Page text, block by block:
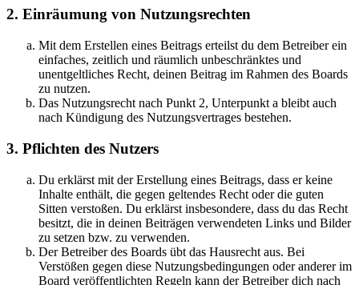
2. Einräumung von Nutzungsrechten
Mit dem Erstellen eines Beitrags erteilst du dem Betreiber ein
einfaches, zeitlich und räumlich unbeschränktes und
unentgeltliches Recht, deinen Beitrag im Rahmen des Boards
zu nutzen.
Das Nutzungsrecht nach Punkt 2, Unterpunkt a bleibt auch
nach Kündigung des Nutzungsvertrages bestehen.
3. Pflichten des Nutzers
Du erklärst mit der Erstellung eines Beitrags, dass er keine
Inhalte enthält, die gegen geltendes Recht oder die guten
Sitten verstoßen. Du erklärst insbesondere, dass du das Recht
besitzt, die in deinen Beiträgen verwendeten Links und Bilder
zu setzen bzw. zu verwenden.
Der Betreiber des Boards übt das Hausrecht aus. Bei
Verstößen gegen diese Nutzungsbedingungen oder anderer im
Board veröffentlichten Regeln kann der Betreiber dich nach